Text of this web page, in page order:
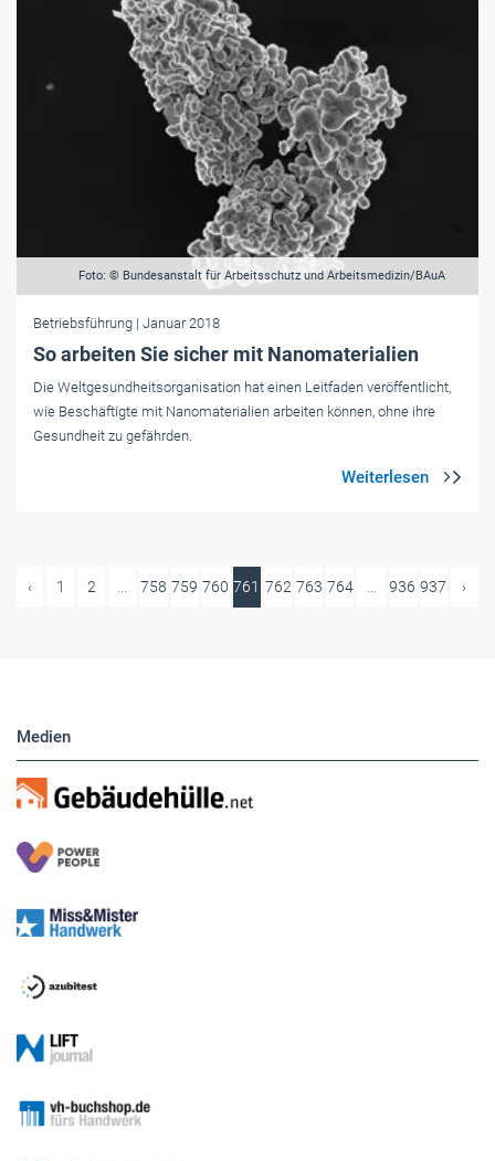
Foto: © Bundesanstalt für Arbeitsschutz und Arbeitsmedizin/BAuA
Betriebsführung | Januar 2018
So arbeiten Sie sicher mit Nanomaterialien
Die Weltgesundheitsorganisation hat einen Leitfaden veröffentlicht,
wie Beschäftigte mit Nanomaterialien arbeiten können, ohne ihre
Gesundheit zu gefährden.
‹ 1 2 ... 758 759 760 761 762 763 764 ... 936 937 ›
Medien